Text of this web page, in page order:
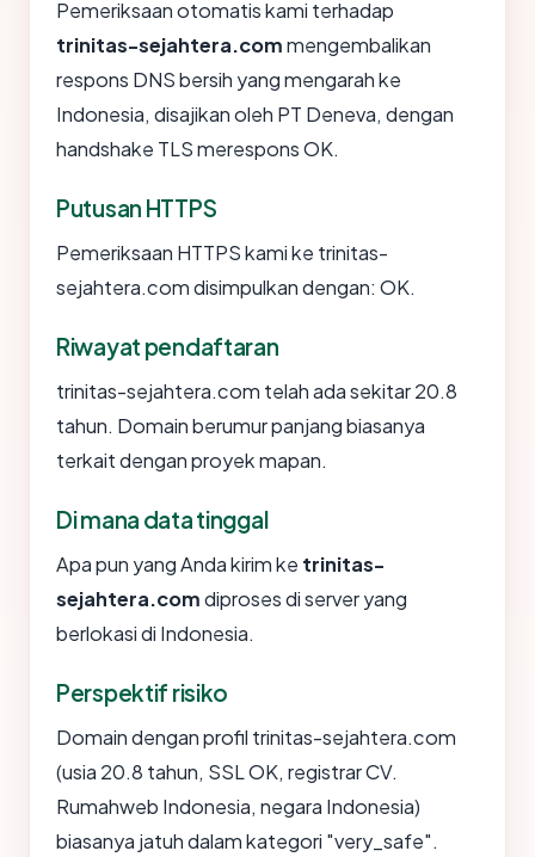
Pemeriksaan otomatis kami terhadap
trinitas-sejahtera.commengembalikan
respons DNS bersih yang mengarah ke
Indonesia, disajikan oleh PT Deneva, dengan
handshake TLS merespons OK.
Putusan HTTPS
Pemeriksaan HTTPS kami ke trinitas-
sejahtera.com disimpulkan dengan: OK.
Riwayat pendaftaran
trinitas-sejahtera.com telah ada sekitar 20.8
tahun. Domain berumur panjang biasanya
terkait dengan proyek mapan.
Di mana data tinggal
Apa pun yang Anda kirim ke trinitas-
sejahtera.comdiproses di server yang
berlokasi di Indonesia.
Perspektif risiko
Domain dengan profil trinitas-sejahtera.com
(usia 20.8 tahun, SSL OK, registrar CV.
Rumahweb Indonesia, negara Indonesia)
biasanya jatuh dalam kategori "very_safe".